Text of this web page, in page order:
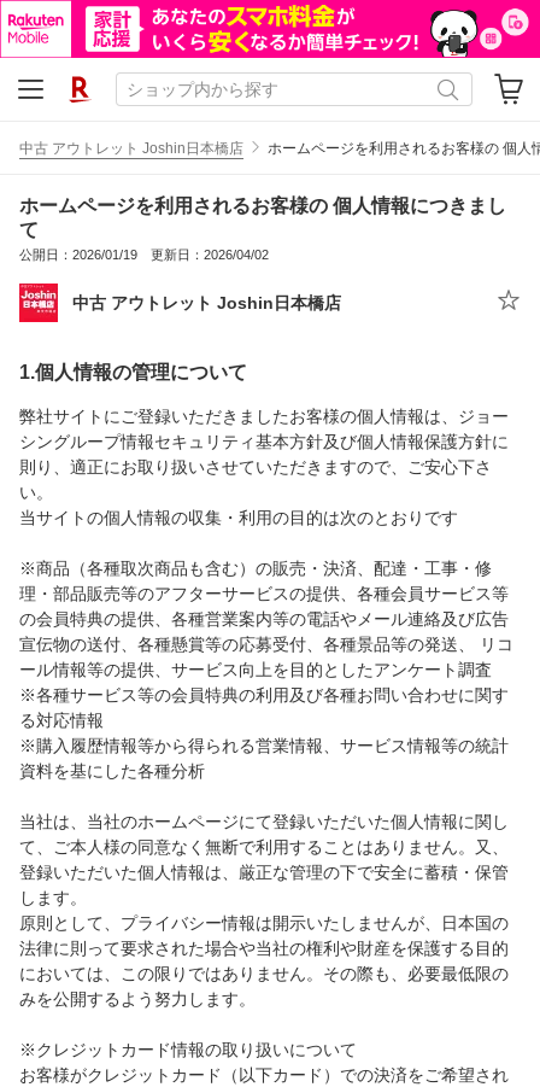
中古 アウトレット Joshin日本橋店 ホームページを利用されるお客様の 個人
ホームページを利用されるお客様の 個人情報につきまし
て
公開日：2026/01/19 更新日：2026/04/02
中古 アウトレット Joshin日本橋店
1.個人情報の管理について
弊社サイトにご登録いただきましたお客様の個人情報は、ジョー
シングループ情報セキュリティ基本方針及び個人情報保護方針に
則り、適正にお取り扱いさせていただきますので、ご安心下さ
い。
当サイトの個人情報の収集・利用の目的は次のとおりです
※商品（各種取次商品も含む）の販売・決済、配達・工事・修
理・部品販売等のアフターサービスの提供、各種会員サービス等
の会員特典の提供、各種営業案内等の電話やメール連絡及び広告
宣伝物の送付、各種懸賞等の応募受付、各種景品等の発送、 リコ
ール情報等の提供、サービス向上を目的としたアンケート調査
※各種サービス等の会員特典の利用及び各種お問い合わせに関す
る対応情報
※購入履歴情報等から得られる営業情報、サービス情報等の統計
資料を基にした各種分析
当社は、当社のホームページにて登録いただいた個人情報に関し
て、ご本人様の同意なく無断で利用することはありません。又、
登録いただいた個人情報は、厳正な管理の下で安全に蓄積・保管
します。
原則として、プライバシー情報は開示いたしませんが、日本国の
法律に則って要求された場合や当社の権利や財産を保護する目的
においては、この限りではありません。その際も、必要最低限の
みを公開するよう努力します。
※クレジットカード情報の取り扱いについて
お客様がクレジットカード（以下カード）での決済をご希望され